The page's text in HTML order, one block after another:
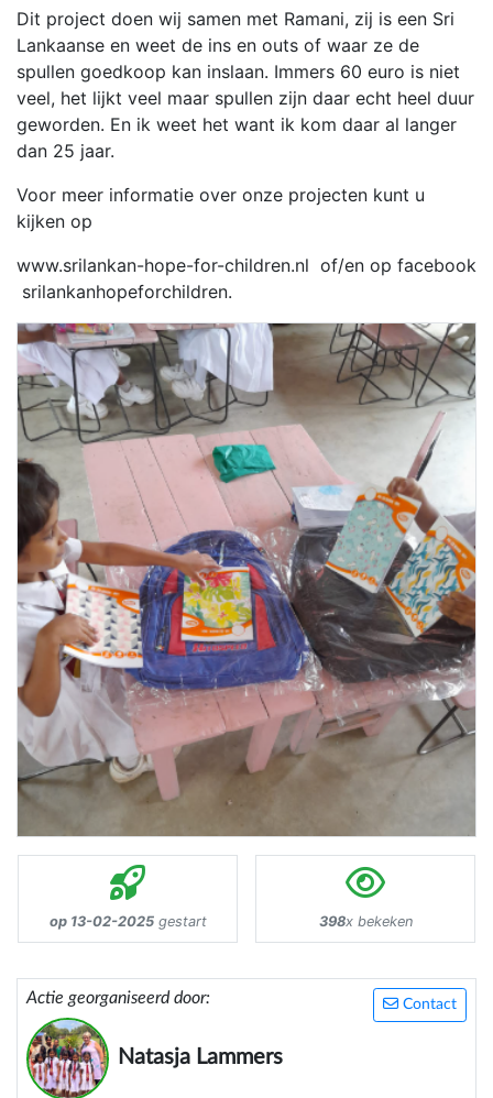
Dit project doen wij samen met Ramani, zij is een Sri
Lankaanse en weet de ins en outs of waar ze de
spullen goedkoop kan inslaan. Immers 60 euro is niet
veel, het lijkt veel maar spullen zijn daar echt heel duur
geworden. En ik weet het want ik kom daar al langer
dan 25 jaar.
Voor meer informatie over onze projecten kunt u
kijken op
www.srilankan-hope-for-children.nl of/en op facebook
srilankanhopeforchildren.
op 13-02-2025gestart 398x bekeken
Contact
Actie georganiseerd door:
Natasja Lammers